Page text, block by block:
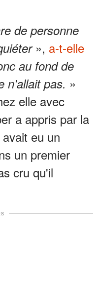
de personne
», a-t-elle
au fond de
n'allait pas. »
elle avec
a appris par la
eu un
un premier
cru qu'il